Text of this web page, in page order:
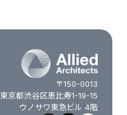
〒150-0013
東京都渋谷区恵比寿1-19-15
ウノサワ東急ビル 4階